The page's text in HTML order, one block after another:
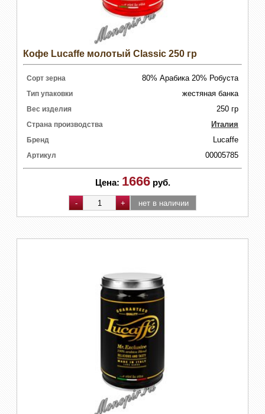
Кофе Lucaffe молотый Classic 250 гр
Сорт зерна 80% Арабика 20% Робуста
Тип упаковки жестяная банка
Вес изделия 250 гр
Страна производства Италия
Бренд Lucaffe
Артикул 00005785
Цена: 1666 руб.